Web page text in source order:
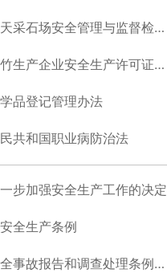
小型露天采石场安全管理与监督检查规定
烟花爆竹生产企业安全生产许可证实施办法
品登记管理办法
共和国职业病防治法
步加强安全生产工作的决定
全生产条例
生产安全事故报告和调查处理条例罚款处罚暂行规定